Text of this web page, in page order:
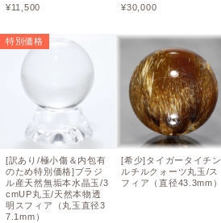
¥11,500
特別価格
[訳あり/極小傷＆内包有
のため特別価格]ブラジ
ル産天然無垢本水晶玉/3
cmUP丸玉/天然本物透
明スフィア（丸玉直径3
7.1mm）
¥30,000
[希少]タイガータイチン
ルチルクォーツ丸玉/ス
フィア（直径43.3mm）